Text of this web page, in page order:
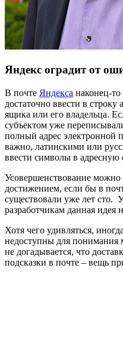
Яндекс оградит от
В почте Яндекса наконец-то
достаточно ввести в
ящика или его владельца.
субъектом уже
полный адрес электронной
важно, латинскими или
ввести символы в адресную
Усовершенствование
достижением, если бы в
существовали уже лет сто.
разработчикам данная идея
Хотя чего удивляться,
недоступны для понимания
не догадывается, что
подсказки в почте – вещь